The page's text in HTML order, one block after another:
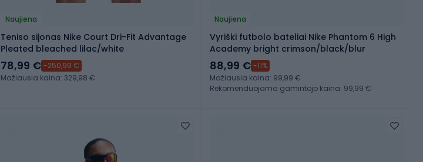
Naujiena
Teniso sijonas Nike Court Dri-Fit Advantage
Pleated bleached lilac/white
78,99 € -250,99 €
Mažiausia kaina: 329,98 €
Naujiena
Vyriški futbolo bateliai Nike Phantom 6 High
Academy bright crimson/black/blur
88,99 € -11%
Mažiausia kaina: 99,99 €
Rekomenduojama gamintojo kaina: 99,99 €